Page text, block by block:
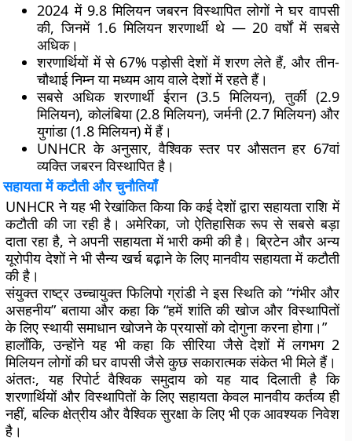
2024 में 9.8 मिलियन जबरन विस्थापित लोगों ने घर वापसी
की, जिनमें 1.6 मिलियन शरणार्थी थे — 20 वर्षों में सबसे
अधिक।
शरणार्थियों में से 67% पड़ोसी देशों में शरण लेते हैं, और तीन-
चौथाई निम्न या मध्यम आय वाले देशों में रहते हैं।
सबसे अधिक शरणार्थी ईरान (3.5 मिलियन), तुर्की (2.9
मिलियन), कोलंबिया (2.8 मिलियन), जर्मनी (2.7 मिलियन) और
युगांडा (1.8 मिलियन) में हैं।
UNHCR के अनुसार, वैश्विक स्तर पर औसतन हर 67वां
व्यक्ति जबरन विस्थापित है।
सहायता में कटौती और चुनौतियाँ
UNHCR ने यह भी रेखांकित किया कि कई देशों द्वारा सहायता राशि में
कटौती की जा रही है। अमेरिका, जो ऐतिहासिक रूप से सबसे बड़ा
दाता रहा है, ने अपनी सहायता में भारी कमी की है। ब्रिटेन और अन्य
यूरोपीय देशों ने भी सैन्य खर्च बढ़ाने के लिए मानवीय सहायता में कटौती
की है।
संयुक्त राष्ट्र उच्चायुक्त फिलिपो ग्रांडी ने इस स्थिति को “गंभीर और
असहनीय” बताया और कहा कि “हमें शांति की खोज और विस्थापितों
के लिए स्थायी समाधान खोजने के प्रयासों को दोगुना करना होगा।”
हालाँकि, उन्होंने यह भी कहा कि सीरिया जैसे देशों में लगभग 2
मिलियन लोगों की घर वापसी जैसे कुछ सकारात्मक संकेत भी मिले हैं।
अंततः, यह रिपोर्ट वैश्विक समुदाय को यह याद दिलाती है कि
शरणार्थियों और विस्थापितों के लिए सहायता केवल मानवीय कर्तव्य ही
नहीं, बल्कि क्षेत्रीय और वैश्विक सुरक्षा के लिए भी एक आवश्यक निवेश
है।